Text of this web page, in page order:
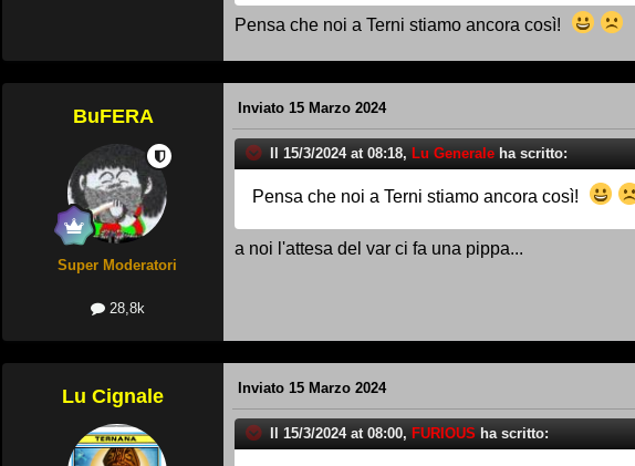
Pensa che noi a Terni stiamo ancora così!
BuFERA
Super Moderatori
28,8k
Inviato 15 Marzo 2024
Il 15/3/2024 at 08:18, Lu Generale ha scritto:
Pensa che noi a Terni stiamo ancora così!
a noi l'attesa del var ci fa una pippa...
Lu Cignale Inviato 15 Marzo 2024
Il 15/3/2024 at 08:00, FURIOUS ha scritto: